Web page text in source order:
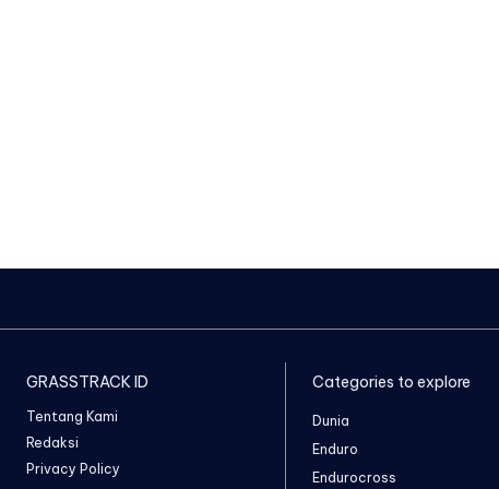
GRASSTRACK ID
Tentang Kami
Redaksi
Privacy Policy
Categories to explore
Dunia
Enduro
Endurocross